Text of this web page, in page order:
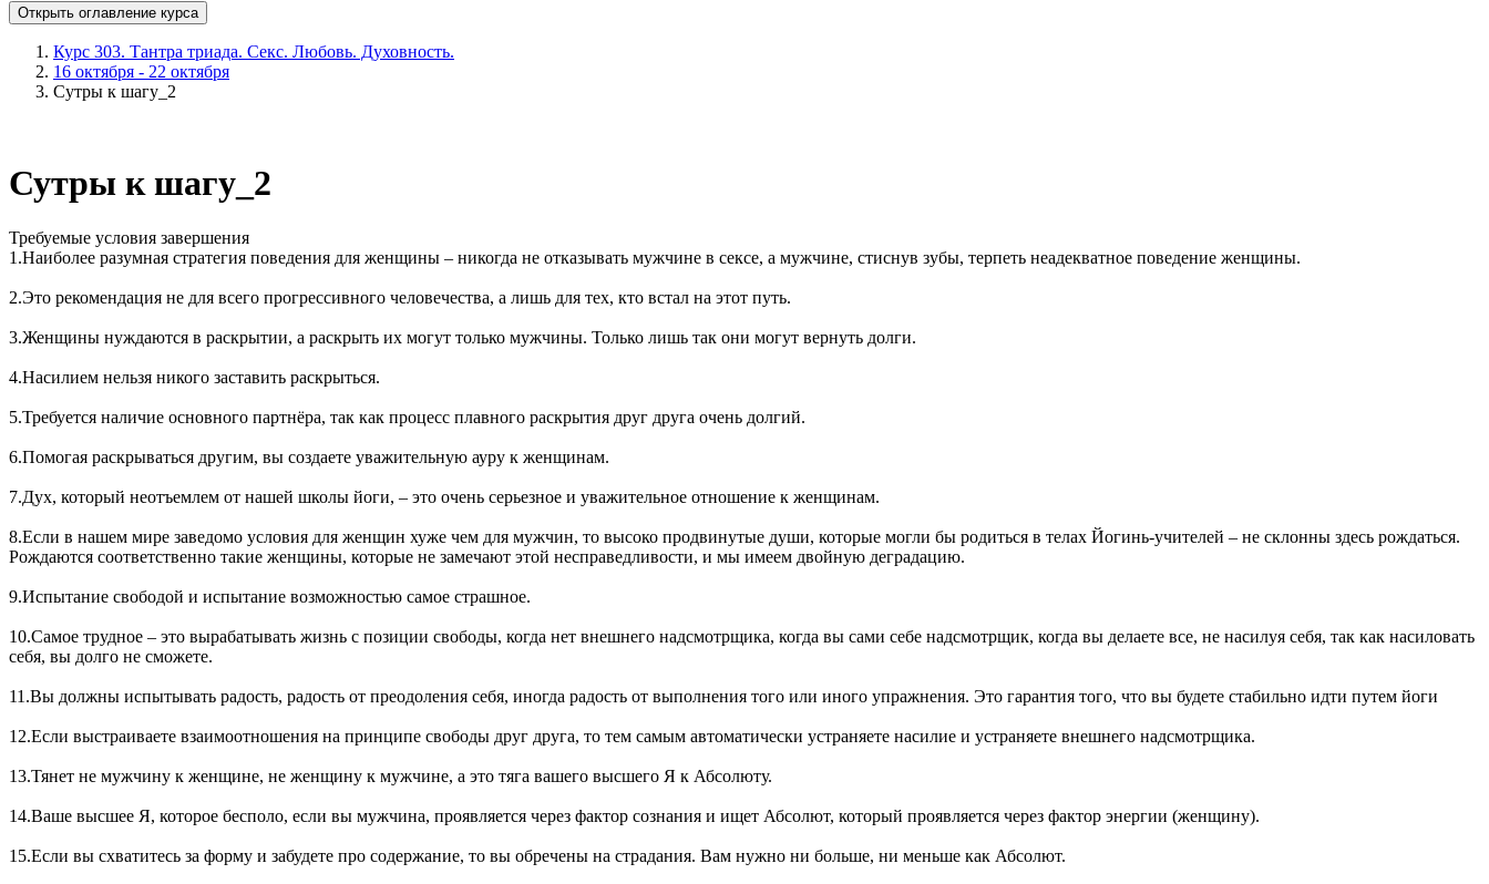
Открыть оглавление курса
Курс 303. Тантра триада. Секс. Любовь. Духовность.
16 октября - 22 октября
Сутры к шагу_2
Сутры к шагу_2
Требуемые условия завершения
1.Наиболее разумная стратегия поведения для женщины – никогда не отказывать мужчине в сексе, а мужчине, стиснув зубы, терпеть неадекватное поведение женщины.
2.Это рекомендация не для всего прогрессивного человечества, а лишь для тех, кто встал на этот путь.
3.Женщины нуждаются в раскрытии, а раскрыть их могут только мужчины. Только лишь так они могут вернуть долги.
4.Насилием нельзя никого заставить раскрыться.
5.Требуется наличие основного партнёра, так как процесс плавного раскрытия друг друга очень долгий.
6.Помогая раскрываться другим, вы создаете уважительную ауру к женщинам.
7.Дух, который неотъемлем от нашей школы йоги, – это очень серьезное и уважительное отношение к женщинам.
8.Если в нашем мире заведомо условия для женщин хуже чем для мужчин, то высоко продвинутые души, которые могли бы родиться в телах Йогинь-учителей – не склонны здесь рождаться.
Рождаются соответственно такие женщины, которые не замечают этой несправедливости, и мы имеем двойную деградацию.
9.Испытание свободой и испытание возможностью самое страшное.
10.Самое трудное – это вырабатывать жизнь с позиции свободы, когда нет внешнего надсмотрщика, когда вы сами себе надсмотрщик, когда вы делаете все, не насилуя себя, так как насиловать
себя, вы долго не сможете.
11.Вы должны испытывать радость, радость от преодоления себя, иногда радость от выполнения того или иного упражнения. Это гарантия того, что вы будете стабильно идти путем йоги
12.Если выстраиваете взаимоотношения на принципе свободы друг друга, то тем самым автоматически устраняете насилие и устраняете внешнего надсмотрщика.
13.Тянет не мужчину к женщине, не женщину к мужчине, а это тяга вашего высшего Я к Абсолюту.
14.Ваше высшее Я, которое бесполо, если вы мужчина, проявляется через фактор сознания и ищет Абсолют, который проявляется через фактор энергии (женщину).
15.Если вы схватитесь за форму и забудете про содержание, то вы обречены на страдания. Вам нужно ни больше, ни меньше как Абсолют.